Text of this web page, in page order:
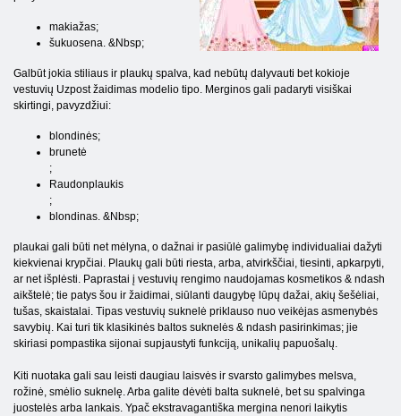
makiažas;
šukuosena. &Nbsp;
Galbūt jokia stiliaus ir plaukų spalva, kad nebūtų dalyvauti bet kokioje
vestuvių Uzpost žaidimas modelio tipo. Merginos gali padaryti visiškai
skirtingi, pavyzdžiui:
blondinės;
brunetė
;
Raudonplaukis
;
blondinas. &Nbsp;
plaukai gali būti net mėlyna, o dažnai ir pasiūlė galimybę individualiai dažyti
kiekvienai krypčiai. Plaukų gali būti riesta, arba, atvirkščiai, tiesinti, apkarpyti,
ar net išplėsti. Paprastai į vestuvių rengimo naudojamas kosmetikos & ndash
aikštelė; tie patys šou ir žaidimai, siūlanti daugybę lūpų dažai, akių šešėliai,
tušas, skaistalai. Tipas vestuvių suknelė priklauso nuo veikėjas asmenybės
savybių. Kai turi tik klasikinės baltos suknelės & ndash pasirinkimas; jie
skiriasi pompastika sijonai supjaustyti funkciją, unikalių papuošalų.
Kiti nuotaka gali sau leisti daugiau laisvės ir svarsto galimybes melsva,
rožinė, smėlio suknelę. Arba galite dėvėti balta suknelė, bet su spalvinga
juostelės arba lankais. Ypač ekstravagantiška mergina nenori laikytis